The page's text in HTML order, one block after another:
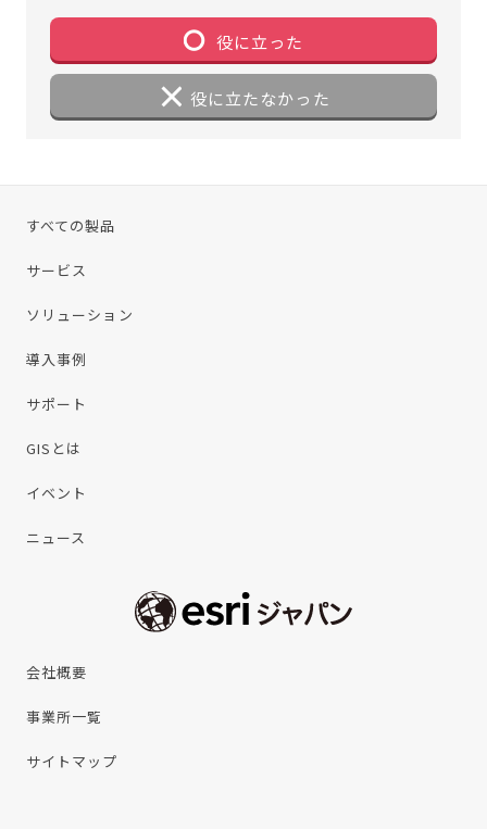
役に立った
役に立たなかった
すべての製品
サービス
ソリューション
導入事例
サポート
GISとは
イベント
ニュース
会社概要
事業所一覧
サイトマップ